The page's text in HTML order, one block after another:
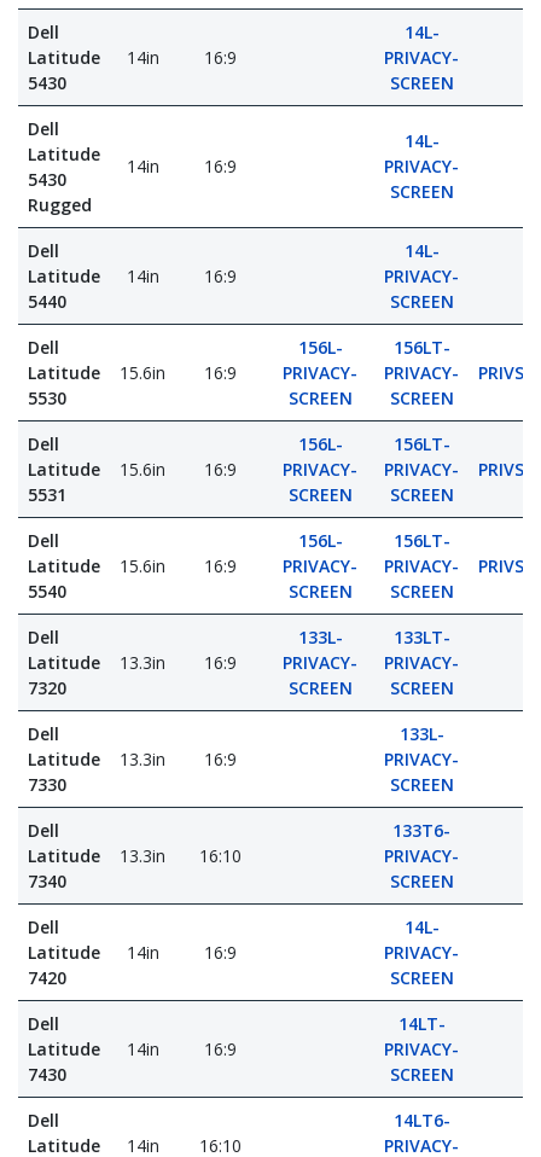
Dell
Latitude
5430
14in 16:9
14L-
PRIVACY-
SCREEN
Dell
Latitude
5430
Rugged
14in 16:9
14L-
PRIVACY-
SCREEN
Dell
Latitude
5440
14in 16:9
14L-
PRIVACY-
SCREEN
Dell
Latitude
5530
15.6in 16:9
156L-
PRIVACY-
SCREEN
156LT-
PRIVACY-
SCREEN
Dell
Latitude
5531
15.6in 16:9
156L-
PRIVACY-
SCREEN
156LT-
PRIVACY-
SCREEN
Dell
Latitude
5540
15.6in 16:9
156L-
PRIVACY-
SCREEN
156LT-
PRIVACY-
SCREEN
Dell
Latitude
7320
13.3in 16:9
133L-
PRIVACY-
SCREEN
133LT-
PRIVACY-
SCREEN
Dell
Latitude
7330
13.3in 16:9
133L-
PRIVACY-
SCREEN
Dell
Latitude
7340
13.3in 16:10
133T6-
PRIVACY-
SCREEN
Dell
Latitude
7420
14in 16:9
14L-
PRIVACY-
SCREEN
Dell
Latitude
7430
14in 16:9
14LT-
PRIVACY-
SCREEN
Dell
Latitude
14in 16:10
14LT6-
PRIVACY-